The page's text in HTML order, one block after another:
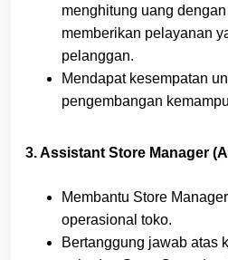
menghitung uang
memberikan pelayanan
pelanggan.
Mendapat kesempatan
pengembangan
3. Assistant Store Manager
Membantu Store
operasional toko.
Bertanggung jawab atas